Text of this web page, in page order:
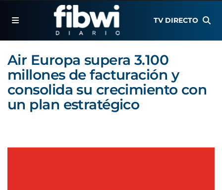
TV DIRECTO
Air Europa supera 3.100
millones de facturación y
consolida su crecimiento con
un plan estratégico